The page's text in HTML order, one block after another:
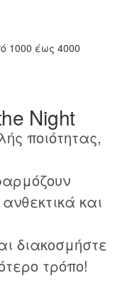
1000 έως 4000
Night
ποιότητας,
και
διακοσμήστε
τρόπο!